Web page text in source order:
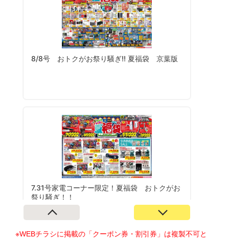
※WEBチラシに掲載の「クーポン券・割引券」は複製不可と